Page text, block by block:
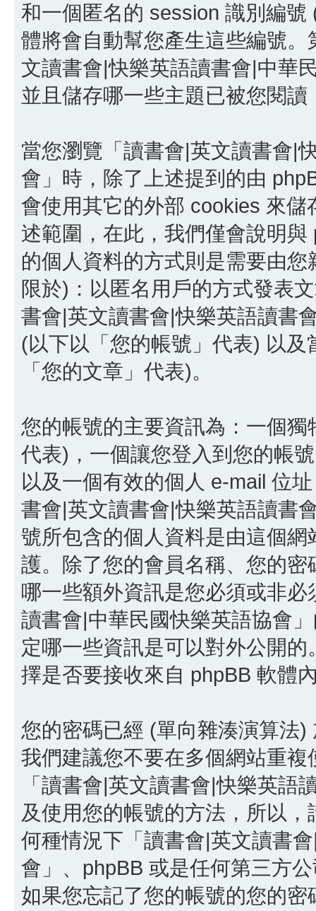
和一個匿名的 session 識別編
體將會自動幫您產生這些編號
文讀書會|快樂英語讀書會|中華
並且儲存哪一些主題已被您閱
當您瀏覽「讀書會|英文讀書會|
會」時，除了上述提到的由
會使用其它的外部 cookies 來
述範圍，在此，我們僅會說明
的個人資料的方式則是需要由
限於)：以匿名用戶的方式發表
書會|英文讀書會|快樂英語讀書
(以下以「您的帳號」代表) 以
「您的文章」代表)。
您的帳號的主要資訊為：一個
代表)，一個讓您登入到您的帳
以及一個有效的個人 e-mail 位
書會|英文讀書會|快樂英語讀書
號所包含的個人資料是由這個
護。除了您的會員名稱、您的
哪一些額外資訊是您必須或非
讀書會|中華民國快樂英語協會
定哪一些資訊是可以對外公開
擇是否要接收來自 phpBB 軟體
您的密碼已經 (單向雜湊演算法
我們建議您不要在多個網站重
「讀書會|英文讀書會|快樂英語
及使用您的帳號的方法，所以
何種情況下「讀書會|英文讀書
會」、phpBB 或是任何第三方
如果您忘記了您的帳號的您的